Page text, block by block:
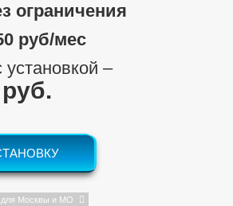
ограничения
руб/мес
‒
Москвы и МО